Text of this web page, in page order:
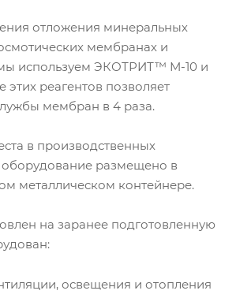
отложения минеральных
мембранах и
используем ЭКОТРИТ™ М-10 и
реагентов позволяет
мембран в 4 раза.
в производственных
размещено в
металлическом контейнере.
на заранее подготовленную
освещения и отопления